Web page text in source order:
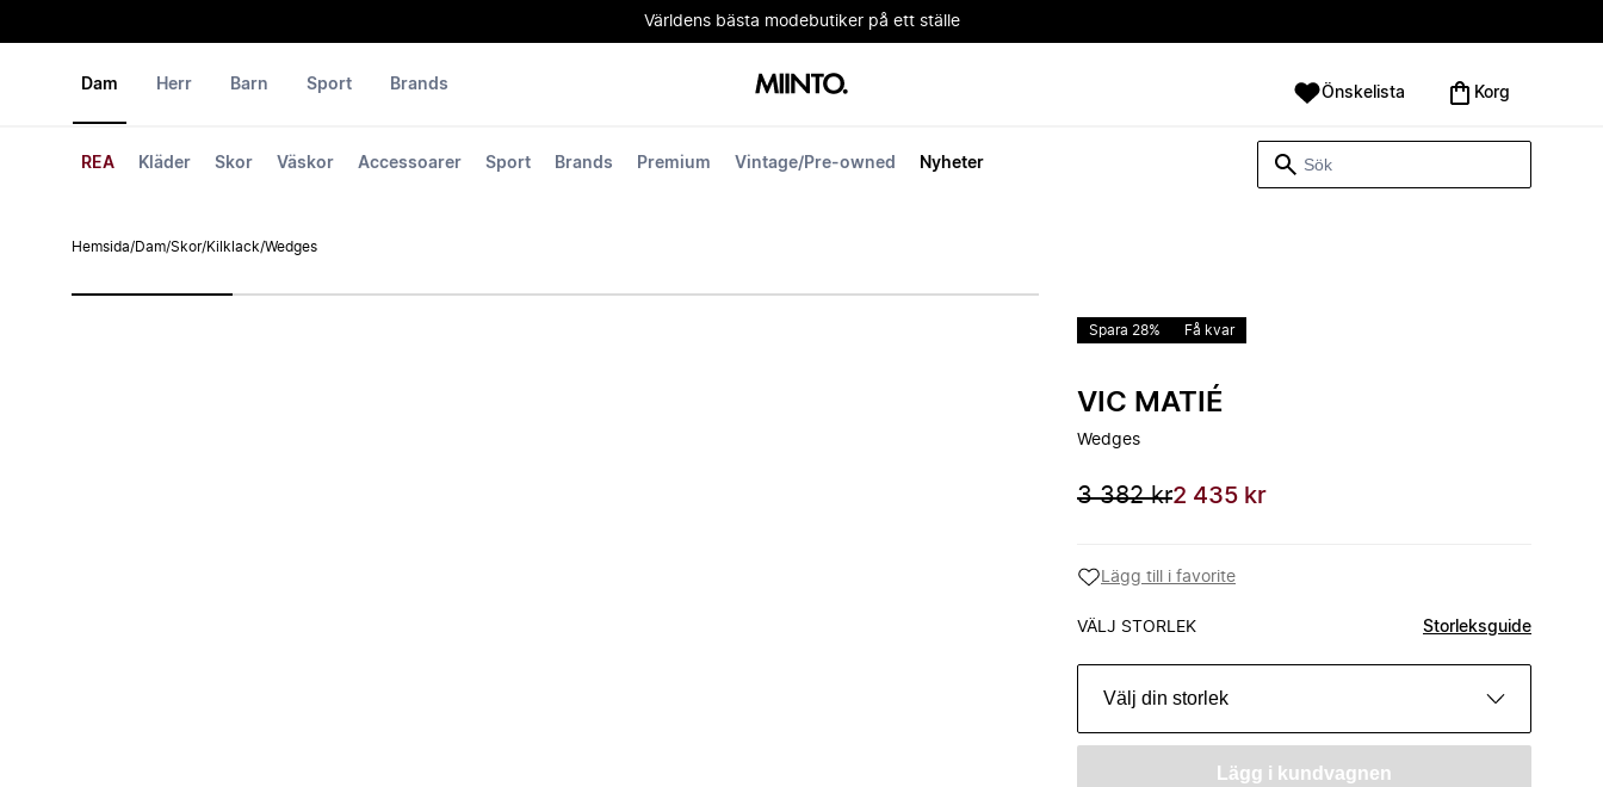
Världens bästa modebutiker på ett ställe
Dam
REA Kläder Skor Väskor Accessoarer Sport Brands Premium Vintage/Pre-owned Nyheter
Herr Barn Sport Brands Önskelista Korg
Hemsida/Dam/Skor/Kilklack/Wedges
Spara 28% Få kvar
VIC MATIÉ
Wedges
3 382 kr2 435 kr
Lägg till i favorite
VÄLJ STORLEK Storleksguide
Välj din storlek
Lägg i kundvagnen